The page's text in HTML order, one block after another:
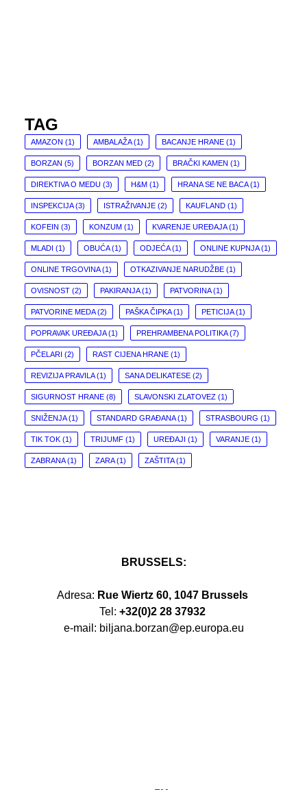
TAG
AMAZON (1) AMBALAŽA(1) BACANJE HRANE (1)
BORZAN (5) BORZAN MED (2) BRAČKI KAMEN (1)
DIREKTIVA O MEDU (3) H&M (1) HRANA SE NE BACA(1)
INSPEKCIJA(3) ISTRAŽIVANJE (2) KAUFLAND (1)
KOFEIN (3) KONZUM (1) KVARENJE UREĐAJA(1)
MLADI (1) OBUĆA(1) ODJEĆA(1) ONLINE KUPNJA(1)
ONLINE TRGOVINA(1) OTKAZIVANJE NARUDŽBE (1)
OVISNOST (2) PAKIRANJA(1) PATVORINA(1)
PATVORINE MEDA(2) PAŠKA ČIPKA(1) PETICIJA(1)
POPRAVAK UREĐAJA(1) PREHRAMBENA POLITIKA(7)
PČELARI (2) RAST CIJENA HRANE (1)
REVIZIJA PRAVILA(1) SANA DELIKATESE (2)
SIGURNOST HRANE (8) SLAVONSKI ZLATOVEZ (1)
SNIŽENJA(1) STANDARD GRAĐANA(1) STRASBOURG (1)
TIK TOK (1) TRIJUMF (1) UREĐAJI (1) VARANJE (1)
ZABRANA(1) ZARA(1) ZAŠTITA(1)
BRUSSELS:
Adresa: Rue Wiertz 60, 1047 Brussels
Tel: +32(0)2 28 37932
e-mail: biljana.borzan@ep.europa.eu